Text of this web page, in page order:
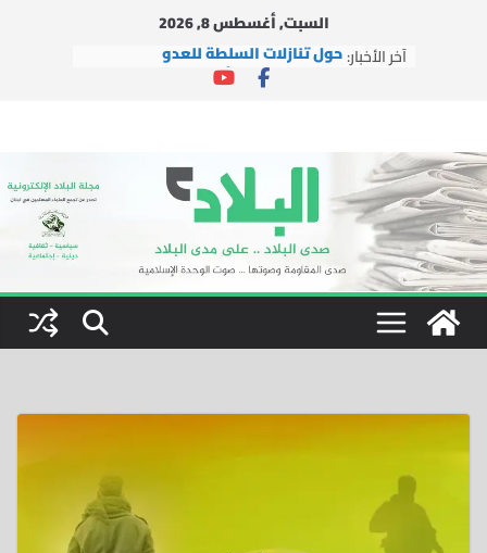
السبت, أغسطس 8, 2026
آخر الأخبار: حول تنازلات السلطة للعدو
التجمع وحركة الأمة مستمران بالعمل
دار الشيخ جبري القرآنية تطلق شعار
دورتها الصيفية العاشرة: “بالقرآن
نبني جيل النصر والتمكين”
التجمع يستقبل وفداً من العتبة
الرضوية المقدسة